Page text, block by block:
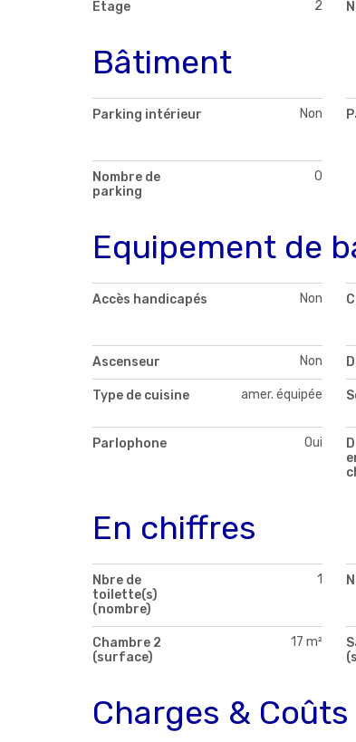
Etage 2
Bâtiment
Parking intérieur Non
Nombre de
parking
0
Equipement de
Accès handicapés Non
Ascenseur Non
Type de cuisine amer. équipée
Parlophone Oui
En chiffres
Nbre de
toilette(s)
(nombre)
1
Chambre 2
(surface)
17 m²
Charges & Coûts